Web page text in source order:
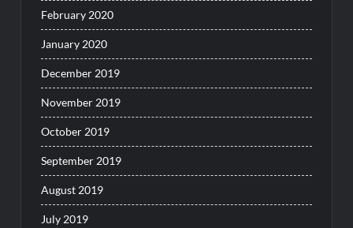
February 2020
January 2020
December 2019
November 2019
October 2019
September 2019
August 2019
July 2019